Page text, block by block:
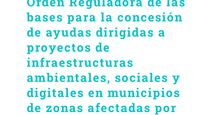
bases para la concesión
de ayudas dirigidas a
proyectos de
infraestructuras
ambientales, sociales y
digitales en municipios
de zonas afectadas por